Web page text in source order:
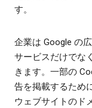
す。
企業は Google の
サービスだけでな
きます。一部の
告を掲載するため
ウェブサイトのド